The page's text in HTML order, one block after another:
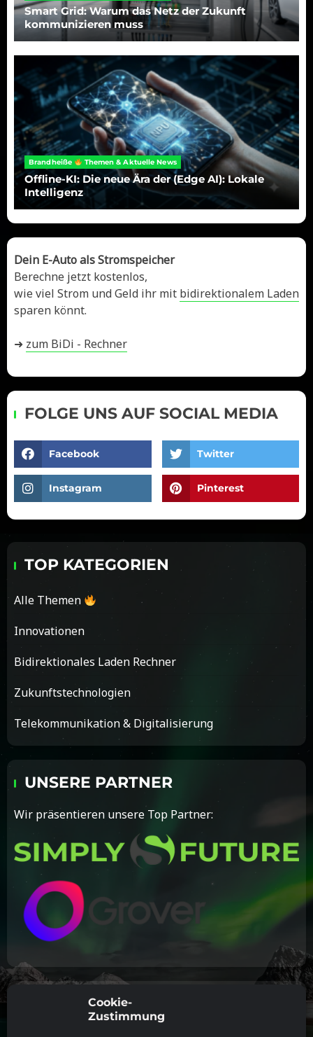
Cookie-
Zustimmung
Smart Grid: Warum das Netz der Zukunft
kommunizieren muss
Brandheiße Themen & Aktuelle News
Offline-KI: Die neue Ära der (Edge AI): Lokale
Intelligenz
Dein E-Auto als Stromspeicher
Berechne jetzt kostenlos,
wie viel Strom und Geld ihr mit bidirektionalem Laden
sparen könnt.
➜ zum BiDi - Rechner
FOLGE UNS AUF SOCIAL MEDIA
Facebook Twitter
Instagram Pinterest
TOP KATEGORIEN
Alle Themen
Innovationen
Bidirektionales Laden Rechner
Zukunftstechnologien
Telekommunikation & Digitalisierung
UNSERE PARTNER
Wir präsentieren unsere Top Partner:
INFORMATIONEN